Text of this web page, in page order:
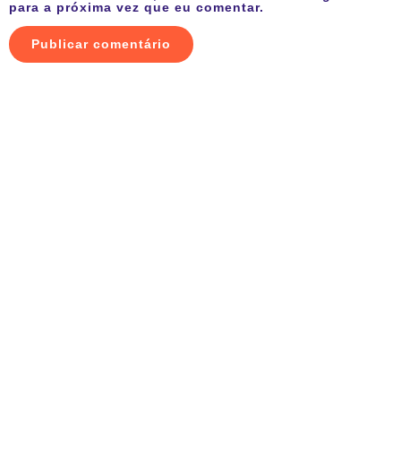
para a próxima vez que eu comentar.